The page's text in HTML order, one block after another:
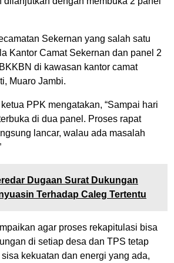
Sekernan yang salah satu
Kantor Camat Sekernan dan panel 2
di kawasan kantor camat
Muaro Jambi.
PPK mengatakan, “Sampai hari
di dua panel. Proses rapat
lancar, walau ada masalah
Dugaan Surat Dukungan
Terhadap Caleg Tertentu
agar proses rekapitulasi bisa
di setiap desa dan TPS tetap
kekuatan dan energi yang ada,